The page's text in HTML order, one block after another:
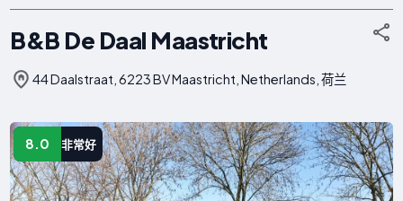
B&B De Daal Maastricht
44 Daalstraat, 6223 BV Maastricht, Netherlands, 荷兰
8.0 非常好